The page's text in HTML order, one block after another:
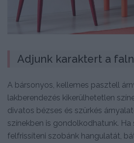
Adjunk karaktert a
A bársonyos, kellemes pasztell
lakberendezés kikerülhetetlen
divatos bézses és szürkés
színekben is gondolkodhatunk. Ha
felfrissíteni szobánk hangulatát,